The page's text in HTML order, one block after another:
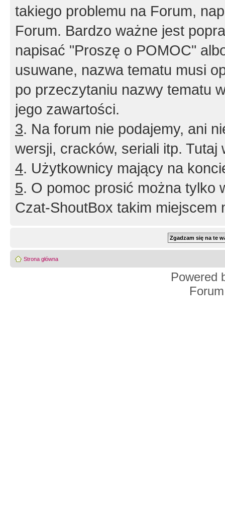
takiego problemu na Forum,
Forum. Bardzo ważne jest
napisać "Proszę o POMOC"
usuwane, nazwa tematu musi
po przeczytaniu nazwy tematu
jego zawartości.
3. Na forum nie podajemy, ani
wersji, cracków, seriali itp. Tutaj
4. Użytkownicy mający na
5. O pomoc prosić można tylko
Czat-ShoutBox takim miejscem
Strona główna
Powered